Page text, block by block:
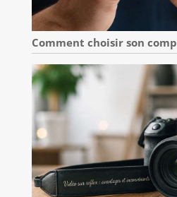
Comment choisir son